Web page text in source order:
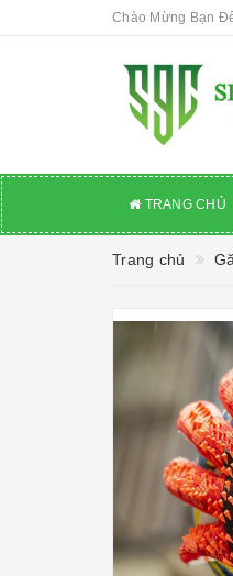
Chào Mừng Bạn
TRANG CHỦ
Trang chủ